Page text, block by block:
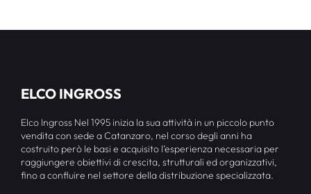
ELCO INGROSS
Elco Ingross Nel 1995 inizia la sua attività in un piccolo punto
vendita con sede a Catanzaro, nel corso degli anni ha
costruito però le basi e acquisito l’esperienza necessaria per
raggiungere obiettivi di crescita, strutturali ed organizzativi,
fino a confluire nel settore della distribuzione specializzata.